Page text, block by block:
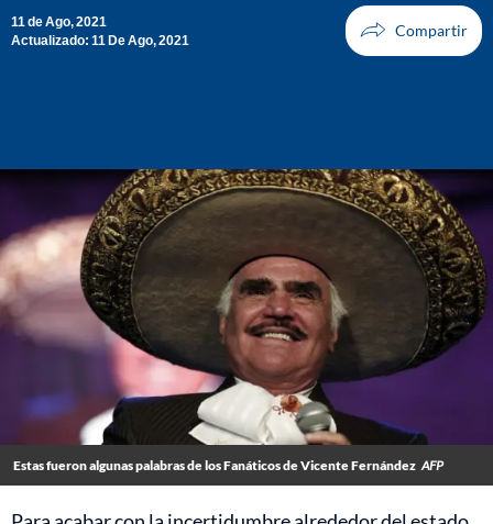
11 de Ago, 2021
Actualizado: 11 De Ago, 2021
Estas fueron algunas palabras de los Fanáticos de Vicente Fernández AFP